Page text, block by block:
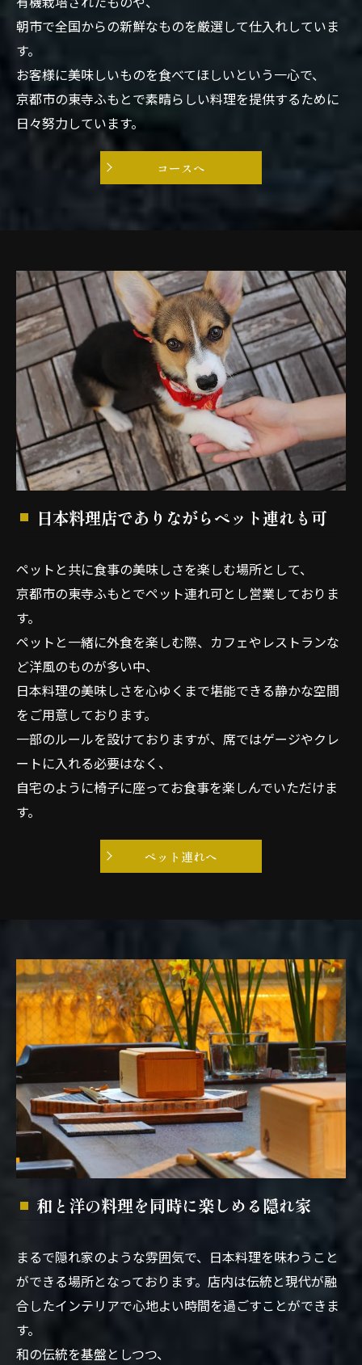
朝市で全国からの新鮮なものを厳選して仕入れしていま
す。
お客様に美味しいものを食べてほしいという一心で、
京都市の東寺ふもとで素晴らしい料理を提供するために
日々努力しています。
コースへ
日本料理店でありながらペット連れも可
ペットと共に食事の美味しさを楽しむ場所として、
京都市の東寺ふもとでペット連れ可とし営業しておりま
す。
ペットと一緒に外食を楽しむ際、カフェやレストランな
ど洋風のものが多い中、
日本料理の美味しさを心ゆくまで堪能できる静かな空間
をご用意しております。
一部のルールを設けておりますが、席ではゲージやクレ
ートに入れる必要はなく、
自宅のように椅子に座ってお食事を楽しんでいただけま
す。
ペット連れへ
和と洋の料理を同時に楽しめる隠れ家
まるで隠れ家のような雰囲気で、日本料理を味わうこと
ができる場所となっております。店内は伝統と現代が融
合したインテリアで心地よい時間を過ごすことができま
す。
和の伝統を基盤としつつ、